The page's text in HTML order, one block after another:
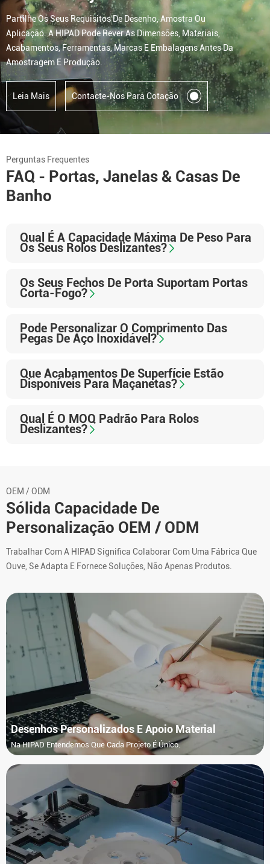
Partilhe Os Seus Requisitos De Desenho, Amostra Ou
Aplicação. A HIPAD Pode Rever As Dimensões, Materiais,
Acabamentos, Ferramentas, Marcas E Embalagens Antes Da
Amostragem E Produção.
Leia Mais Contacte-Nos Para Cotação
Perguntas Frequentes
FAQ - Portas, Janelas & Casas De
Banho
Qual É A Capacidade Máxima De Peso Para
Os Seus Rolos Deslizantes?
Os Seus Fechos De Porta Suportam Portas
Corta-Fogo?
Pode Personalizar O Comprimento Das
Pegas De Aço Inoxidável?
Que Acabamentos De Superfície Estão
Disponíveis Para Maçanetas?
Qual É O MOQ Padrão Para Rolos
Deslizantes?
OEM / ODM
Sólida Capacidade De
Personalização OEM / ODM
Trabalhar Com A HIPAD Significa Colaborar Com Uma Fábrica Que
Ouve, Se Adapta E Fornece Soluções, Não Apenas Produtos.
Desenhos Personalizados E Apoio Material
Na HIPAD Entendemos Que Cada Projeto É Único.